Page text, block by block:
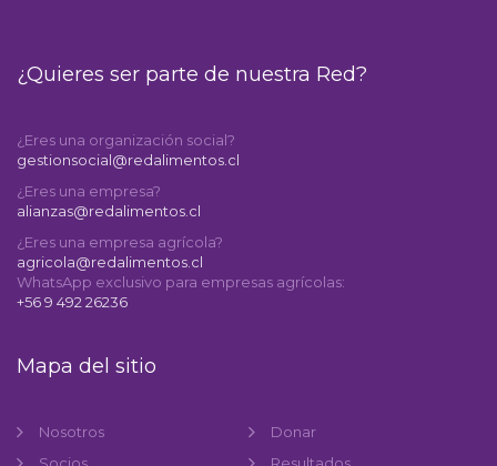
¿Quieres ser parte de nuestra Red?
¿Eres una organización social?
gestionsocial@redalimentos.cl
¿Eres una empresa?
alianzas@redalimentos.cl
¿Eres una empresa agrícola?
agricola@redalimentos.cl
WhatsApp exclusivo para empresas agrícolas:
+56 9 492 26236
Mapa del sitio
Nosotros
Donar